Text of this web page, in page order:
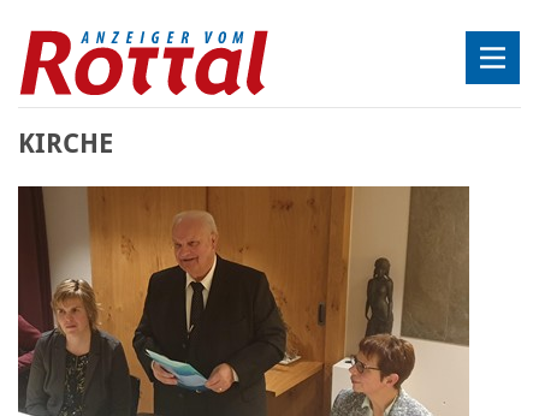
KIRCHE